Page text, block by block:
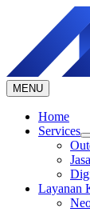
content
MENU
Home
Services
Layanan